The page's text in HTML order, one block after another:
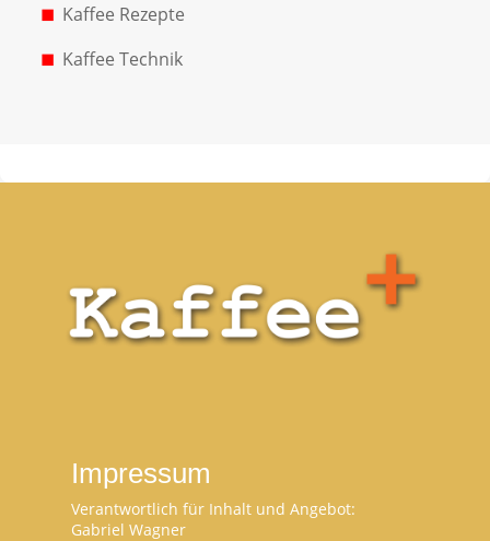
Kaffee Rezepte
Kaffee Technik
Impressum
Verantwortlich für Inhalt und Angebot:
Gabriel Wagner